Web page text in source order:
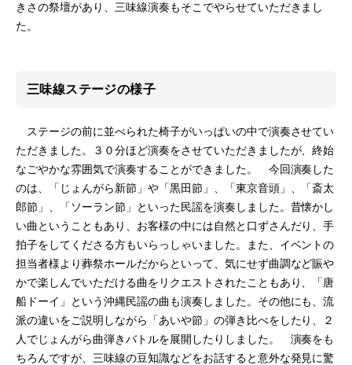
きさの祭壇があり、三味線演奏もそこでやらせていただきまし
た。
三味線ステージの様子
ステージの前に並べられた椅子がいっぱいの中で演奏させてい
ただきました。３０分ほど演奏をさせていただきましたが、終始
なごやかな雰囲気で演奏することができました。 今回演奏した
のは、「じょんがら新節」や「黒田節」、「東京音頭」、「斎太
郎節」、「ソーラン節」といった民謡を演奏しました。昔懐かし
い曲ということもあり、お客様の中には自然と口ずさんだり、手
拍子をしてくださる方もいらっしゃいました。また、イベントの
担当者様より葬祭ホールだからといって、気にせず曲調など賑や
かで楽しんでいただける曲をリクエストされたこともあり、「唐
船ドーイ」という沖縄民謡の曲も演奏しました。その他にも、流
派の違いをご説明しながら「あいや節」の弾き比べをしたり、２
人でじょんがら曲弾きバトルを展開したりしました。 演奏をも
ちろんですが、三味線の豆知識などをお話すると意外な発見に驚